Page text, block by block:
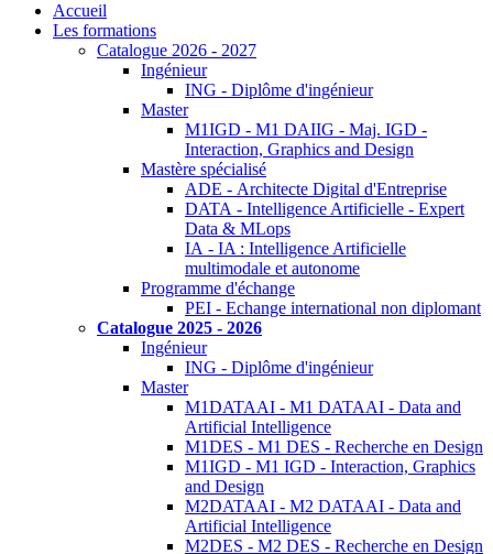
Accueil
Les formations
Catalogue 2026 - 2027
Ingénieur
ING - Diplôme d'ingénieur
Master
M1IGD - M1 DAIIG - Maj. IGD -
Interaction, Graphics and Design
Mastère spécialisé
ADE - Architecte Digital d'Entreprise
DATA - Intelligence Artificielle - Expert
Data & MLops
IA - IA : Intelligence Artificielle
multimodale et autonome
Programme d'échange
PEI - Echange international non diplomant
Catalogue 2025 - 2026
Ingénieur
ING - Diplôme d'ingénieur
Master
M1DATAAI - M1 DATAAI - Data and
Artificial Intelligence
M1DES - M1 DES - Recherche en Design
M1IGD - M1 IGD - Interaction, Graphics
and Design
M2DATAAI - M2 DATAAI - Data and
Artificial Intelligence
M2DES - M2 DES - Recherche en Design